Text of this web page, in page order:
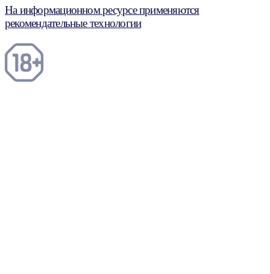
На информационном ресурсе применяются
рекомендательные технологии